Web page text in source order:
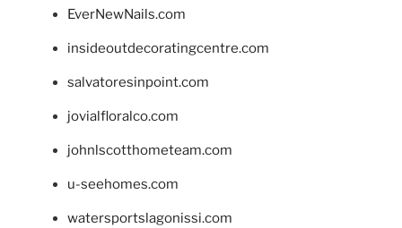
EverNewNails.com
insideoutdecoratingcentre.com
salvatoresinpoint.com
jovialfloralco.com
johnlscotthometeam.com
u-seehomes.com
watersportslagonissi.com